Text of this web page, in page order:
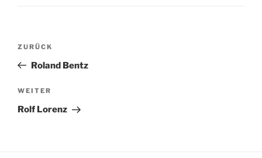
Beitragsnavigation
Vorheriger
Beitrag
ZURÜCK
Roland Bentz
Nächster
Beitrag
WEITER
Rolf Lorenz